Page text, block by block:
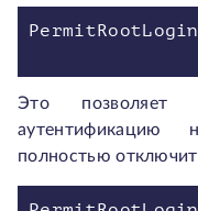
Это
полностью